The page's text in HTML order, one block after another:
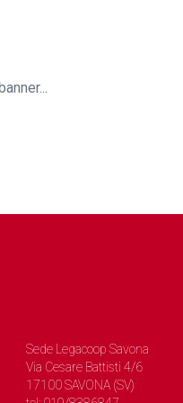
Sede Legacoop Savona
Via Cesare Battisti 4/6
17100 SAVONA (SV)